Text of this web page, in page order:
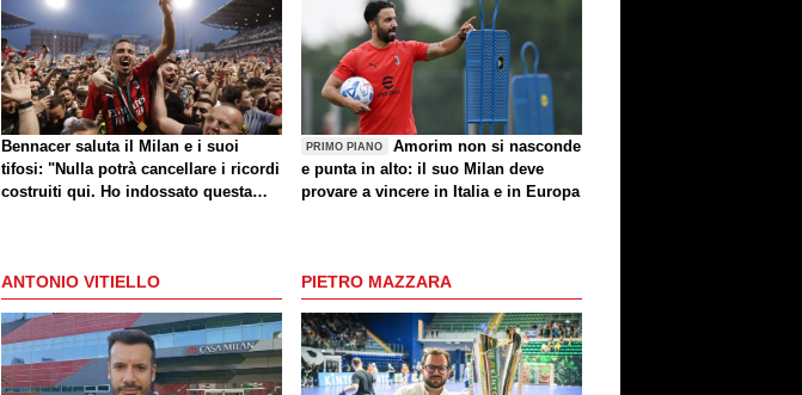
Bennacer saluta il Milan e i suoi
tifosi: "Nulla potrà cancellare i ricordi
costruiti qui. Ho indossato questa
PRIMO PIANO
Amorim non si nasconde
e punta in alto: il suo Milan deve
provare a vincere in Italia e in Europa
ANTONIO VITIELLO PIETRO MAZZARA